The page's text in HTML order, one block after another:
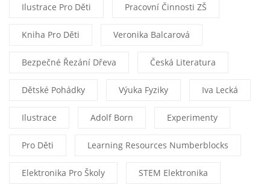
Ilustrace Pro Děti Pracovní Činnosti ZŠ
Kniha Pro Děti Veronika Balcarová
Bezpečné Řezání Dřeva Česká Literatura
Dětské Pohádky Výuka Fyziky Iva Lecká
Ilustrace Adolf Born Experimenty
Pro Děti Learning Resources Numberblocks
Elektronika Pro Školy STEM Elektronika